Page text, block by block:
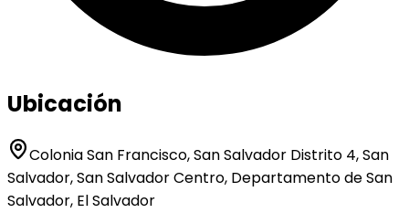
Ubicación
Colonia San Francisco, San Salvador Distrito 4, San
Salvador, San Salvador Centro, Departamento de San
Salvador, El Salvador